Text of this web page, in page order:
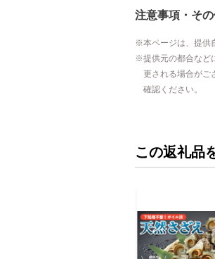
注意事項・そ
本ページは、提供
提供元の都合など
更される場合がご
確認ください。
この返礼品